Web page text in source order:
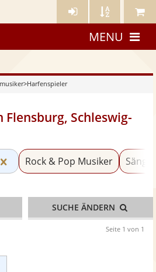
Künstler- Künstler Meine
MENU
>Harfenspieler
Schleswig-
Kategorie «Harfenspieler»
Rock & Pop Musiker
SUCHE ÄNDERN
Seite 1 von 1